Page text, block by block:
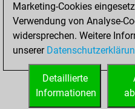
Februar
You
your
Marketing-Cookies
Verwendung von Analyse-
widersprechen. Weitere
unserer
Detaillierte
Informationen